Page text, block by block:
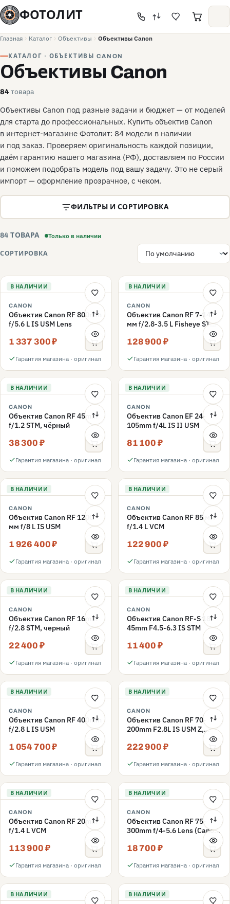
ФОТОЛИТ
Главная Каталог Объективы Объективы Canon
КАТАЛОГ · ОБЪЕКТИВЫ CANON
Объективы Canon
84 товара
Объективы Canon под разные задачи и бюджет — от моделей
для старта до профессиональных. Купить объектив Canon
в интернет-магазине Фотолит: 84 модели в наличии
и под заказ. Проверяем оригинальность каждой позиции,
даём гарантию нашего магазина (РФ), доставляем по России
и поможем подобрать модель под вашу задачу. Это не серый
импорт — оформление прозрачное, с чеком.
ФИЛЬТРЫ И СОРТИРОВКА
84 ТОВАРА Только в наличии
СОРТИРОВКА
В НАЛИЧИИ
CANON
Объектив Canon RF 800mm
f/5.6 L IS USM Lens
1 337 300 ₽
Гарантия магазина · оригинал
В НАЛИЧИИ
CANON
Объектив Canon RF 7-14
мм f/2.8-3.5 L Fisheye STM
128 900 ₽
Гарантия магазина · оригинал
В НАЛИЧИИ
CANON
Объектив Canon RF 45mm
f/1.2 STM, чёрный
38 300 ₽
Гарантия магазина · оригинал
В НАЛИЧИИ
CANON
Объектив Canon EF 24-
105mm f/4L IS II USM
81 100 ₽
Гарантия магазина · оригинал
В НАЛИЧИИ
CANON
Объектив Canon RF 1200
мм f/8 L IS USM
1 926 400 ₽
Гарантия магазина · оригинал
В НАЛИЧИИ
CANON
Объектив Canon RF 85 мм
f/1.4 L VCM
122 900 ₽
Гарантия магазина · оригинал
В НАЛИЧИИ
CANON
Объектив Canon RF 16mm
f/2.8 STM, черный
22 400 ₽
Гарантия магазина · оригинал
В НАЛИЧИИ
CANON
Объектив Canon RF-S 18-
45mm F4.5-6.3 IS STM
11 400 ₽
Гарантия магазина · оригинал
В НАЛИЧИИ
CANON
Объектив Canon RF 400mm
f/2.8 L IS USM
1 054 700 ₽
Гарантия магазина · оригинал
В НАЛИЧИИ
CANON
Объектив Canon RF 70-
200mm F2.8L IS USM Z,
222 900 ₽
Гарантия магазина · оригинал
В НАЛИЧИИ
CANON
Объектив Canon RF 20mm
f/1.4 L VCM
113 900 ₽
Гарантия магазина · оригинал
В НАЛИЧИИ
CANON
Объектив Canon RF 75-
300mm f/4-5.6 Lens (Canon
18 700 ₽
Гарантия магазина · оригинал
В НАЛИЧИИ В НАЛИЧИИ